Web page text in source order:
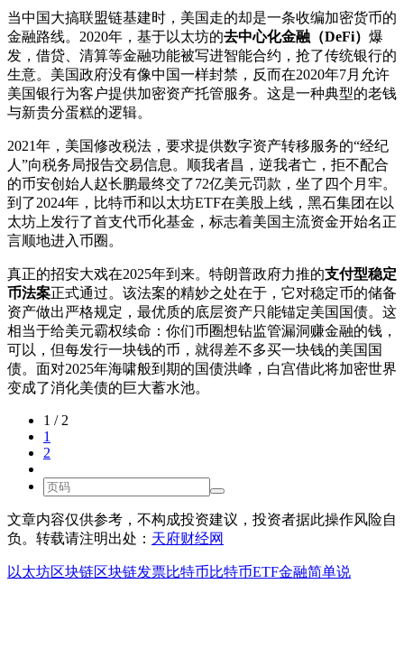
当中国大搞联盟链基建时，美国走的却是一条收编加密货币的
金融路线。2020年，基于以太坊的去中心化金融（DeFi） 爆
发，借贷、清算等金融功能被写进智能合约，抢了传统银行的
生意。美国政府没有像中国一样封禁，反而在2020年7月允许
美国银行为客户提供加密资产托管服务。这是一种典型的老钱
与新贵分蛋糕的逻辑。
2021年，美国修改税法，要求提供数字资产转移服务的“经纪
人”向税务局报告交易信息。顺我者昌，逆我者亡，拒不配合
的币安创始人赵长鹏最终交了72亿美元罚款，坐了四个月牢。
到了2024年，比特币和以太坊ETF在美股上线，黑石集团在以
太坊上发行了首支代币化基金，标志着美国主流资金开始名正
言顺地进入币圈。
真正的招安大戏在2025年到来。特朗普政府力推的支付型稳定
币法案正式通过。该法案的精妙之处在于，它对稳定币的储备
资产做出严格规定，最优质的底层资产只能锚定美国国债。这
相当于给美元霸权续命：你们币圈想钻监管漏洞赚金融的钱，
可以，但每发行一块钱的币，就得差不多买一块钱的美国国
债。面对2025年海啸般到期的国债洪峰，白宫借此将加密世界
变成了消化美债的巨大蓄水池。
1 / 2
1
2
文章内容仅供参考，不构成投资建议，投资者据此操作风险自
负。转载请注明出处： 天府财经网
以太坊区块链区块链发票比特币比特币ETF金融简单说